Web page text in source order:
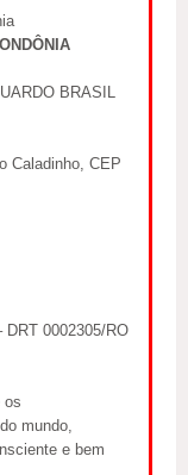
BRASIL
Caladinho, CEP
DRT 0002305/RO
os
mundo,
e bem